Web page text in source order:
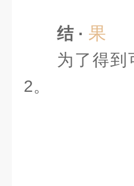
结 · 果
为了得
2。